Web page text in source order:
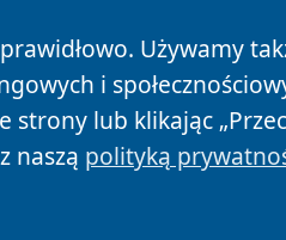
Używamy
i
lub klikając
naszą polityką
Polityka Prywatności